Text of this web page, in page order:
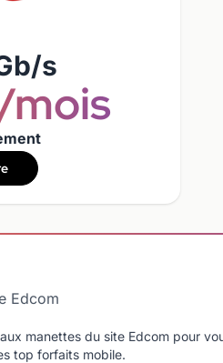
s
Edcom
manettes du site Edcom pour
top forfaits mobile.